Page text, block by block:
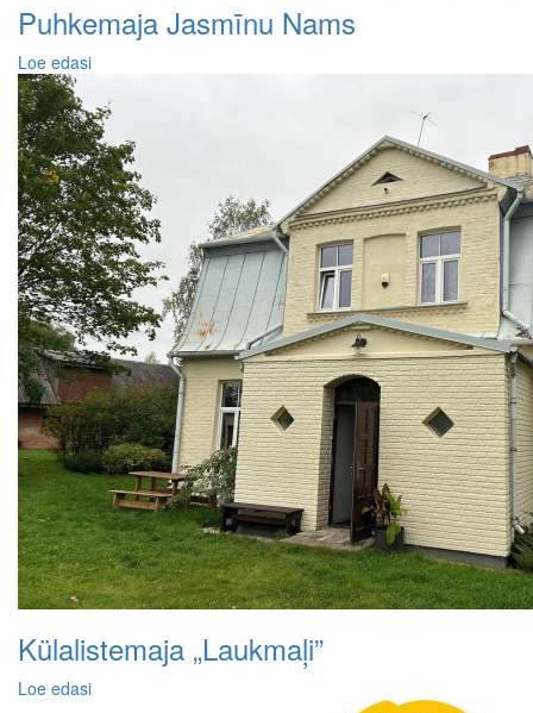
Puhkemaja Jasmīnu Nams
Loe edasi
Külalistemaja „Laukmaļi”
Loe edasi